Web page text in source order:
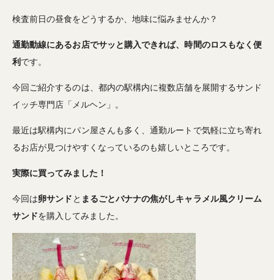
検査前日の昼食をどうするか、地味に悩みませんか？
通勤動線にあるお店でサッと購入できれば、時間のロスもなく便
利 です。
今回ご紹介するのは、都内の駅構内に複数店舗を展開するサンド
イッチ専門店「メルヘン」。
最近は駅構内にパン屋さんも多く、通勤ルートで気軽に立ち寄れ
るお店が見つけやすくなっているのも嬉しいところです。
実際に買ってみました！
今回は卵サンド と まるごとバナナの焦がしキャラメル風クリーム
サンドを購入してみました。